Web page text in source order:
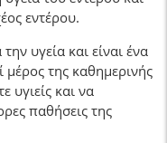
εντέρου.
υγεία και είναι ένα
της καθημερινής
υγιείς και να
παθήσεις της